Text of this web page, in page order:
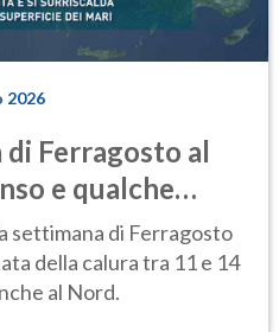
2026
Ferragosto al
e qualche
settimana di Ferragosto
della calura tra 11 e 14
al Nord.